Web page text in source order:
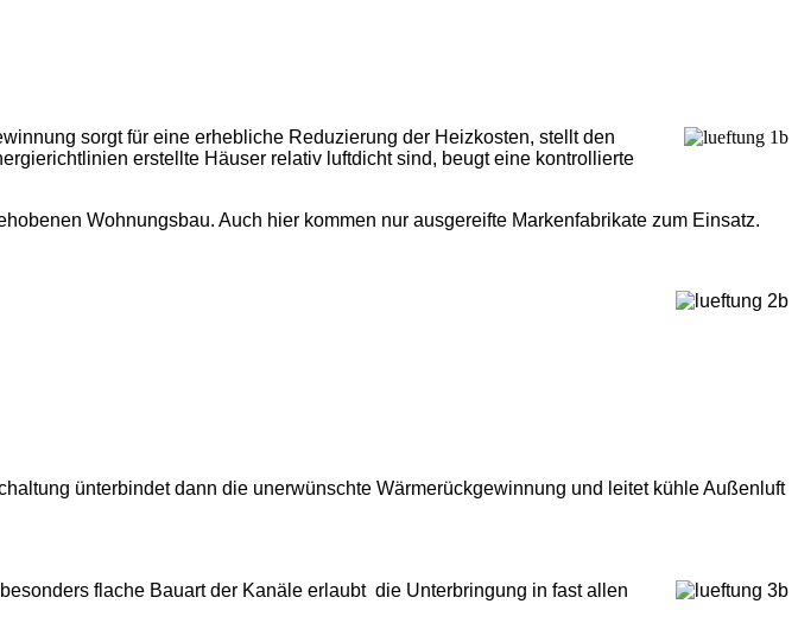
sorgt für eine erhebliche Reduzierung der Heizkosten, stellt den
erstellte Häuser relativ luftdicht sind, beugt eine kontrollierte
Wohnungsbau. Auch hier kommen nur ausgereifte Markenfabrikate zum Einsatz.
ünterbindet dann die unerwünschte Wärmerückgewinnung und leitet kühle Außenluft
flache Bauart der Kanäle erlaubt die Unterbringung in fast allen